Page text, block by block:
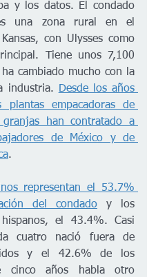
y los datos. El condado
una zona rural en el
con Ulysses como
Tiene unos 7,100
cambiado mucho con la
industria.
Desde los años
plantas empacadoras de
han contratado a
de México y de
.
representan el 53.7%
del condado y los
el 43.4%. Casi
cuatro nació fuera de
y el 42.6% de los
cinco años habla otro